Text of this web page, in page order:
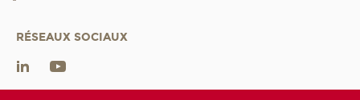
RÉSEAUX SOCIAUX